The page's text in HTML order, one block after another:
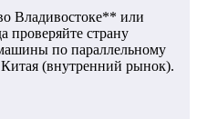
Владивостоке** или
проверяйте страну
по параллельному
(внутренний рынок).